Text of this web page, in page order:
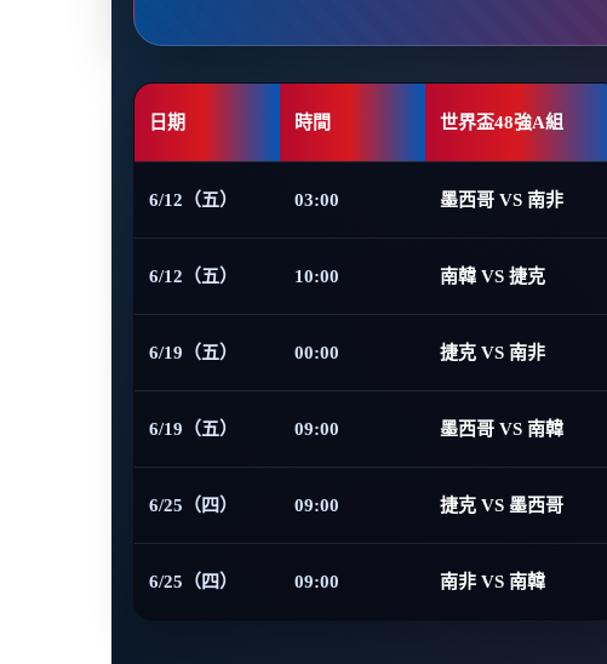
日期 時間 世界盃48強A組
6/12（五） 03:00 墨西哥 VS 南非
6/12（五） 10:00 南韓 VS 捷克
6/19（五） 00:00 捷克 VS 南非
6/19（五） 09:00 墨西哥 VS 南韓
6/25（四） 09:00 捷克 VS 墨西哥
6/25（四） 09:00 南非 VS 南韓